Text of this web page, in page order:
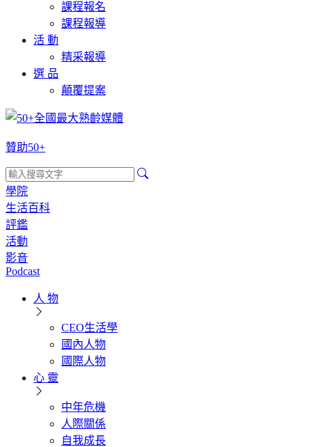
課程報名
課程報導
活 動
精采報導
選 品
顛覆提案
贊助50+
學院
生活百科
評鑑
活動
影音
Podcast
人 物
CEO生活學
國內人物
國際人物
心 靈
中年危機
人際關係
自我成長